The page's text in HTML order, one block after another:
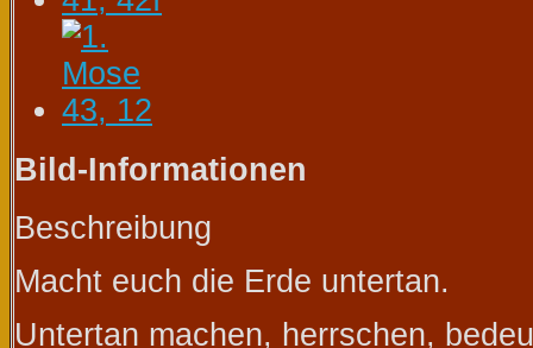
Bild-Informationen
Beschreibung
Macht euch die Erde untertan.
Untertan machen, herrschen,